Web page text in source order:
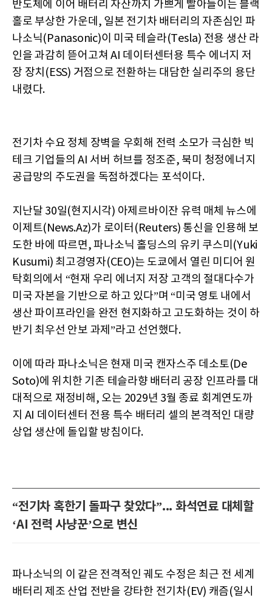
반도체에 이어 배터리 자산까지 가쁘게 빨아들이는 블랙
홀로 부상한 가운데, 일본 전기차 배터리의 자존심인 파
나소닉(Panasonic)이 미국 테슬라(Tesla) 전용 생산 라
인을 과감히 뜯어고쳐 AI 데이터센터용 특수 에너지 저
장 장치(ESS) 거점으로 전환하는 대담한 실리주의 용단
내렸다.
전기차 수요 정체 장벽을 우회해 전력 소모가 극심한 빅
테크 기업들의 AI 서버 허브를 정조준, 북미 청정에너지
공급망의 주도권을 독점하겠다는 포석이다.
지난달 30일(현지시각) 아제르바이잔 유력 매체 뉴스에
이제트(News.Az)가 로이터(Reuters) 통신을 인용해 보
도한 바에 따르면, 파나소닉 홀딩스의 유키 쿠스미(Yuki
Kusumi) 최고경영자(CEO)는 도쿄에서 열린 미디어 원
탁회의에서 “현재 우리 에너지 저장 고객의 절대다수가
미국 자본을 기반으로 하고 있다”며 “미국 영토 내에서
생산 파이프라인을 완전 현지화하고 고도화하는 것이 하
반기 최우선 안보 과제”라고 선언했다.
이에 따라 파나소닉은 현재 미국 캔자스주 데소토(De
Soto)에 위치한 기존 테슬라향 배터리 공장 인프라를 대
대적으로 재정비해, 오는 2029년 3월 종료 회계연도까
지 AI 데이터센터 전용 특수 배터리 셀의 본격적인 대량
상업 생산에 돌입할 방침이다.
“전기차 혹한기 돌파구 찾았다”... 화석연료 대체할
‘AI 전력 사냥꾼’으로 변신
파나소닉의 이 같은 전격적인 궤도 수정은 최근 전 세계
배터리 제조 산업 전반을 강타한 전기차(EV) 캐즘(일시